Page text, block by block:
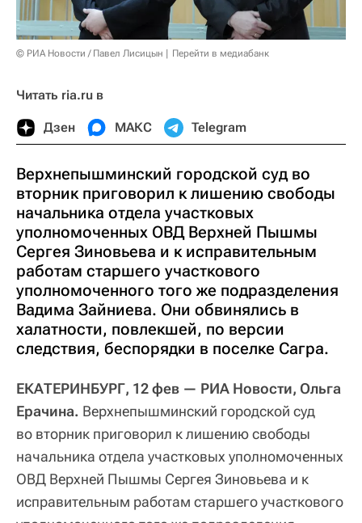
© РИА Новости / Павел Лисицын Перейти в медиабанк
Читать ria.ru в
Дзен МАКС Telegram
Верхнепышминский городской суд во
вторник приговорил к лишению свободы
начальника отдела участковых
уполномоченных ОВД Верхней Пышмы
Сергея Зиновьева и к исправительным
работам старшего участкового
уполномоченного того же подразделения
Вадима Зайниева. Они обвинялись в
халатности, повлекшей, по версии
следствия, беспорядки в поселке Сагра.
ЕКАТЕРИНБУРГ, 12 фев — РИА Новости, Ольга
Ерачина. Верхнепышминский городской суд
во вторник приговорил к лишению свободы
начальника отдела участковых уполномоченных
ОВД Верхней Пышмы Сергея Зиновьева и к
исправительным работам старшего участкового